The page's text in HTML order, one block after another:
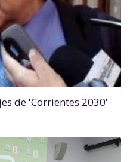
de 'Corrientes 2030'